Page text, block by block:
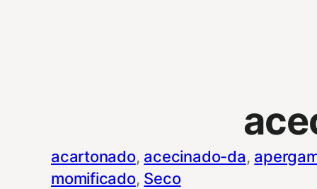
acartonado, acecinado-da,
momificado, Seco